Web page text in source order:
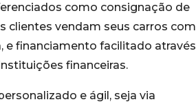
como consignação de
clientes vendam seus carros com
e financiamento facilitado através
financeiras.
e ágil, seja via